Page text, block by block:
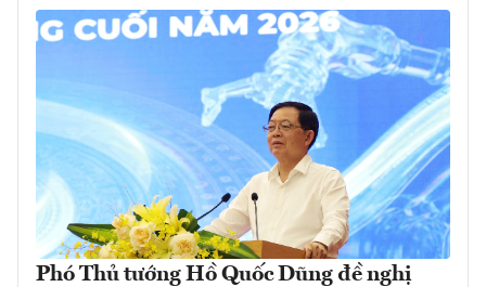
Phó Thủ tướng Hồ Quốc Dũng đề nghị